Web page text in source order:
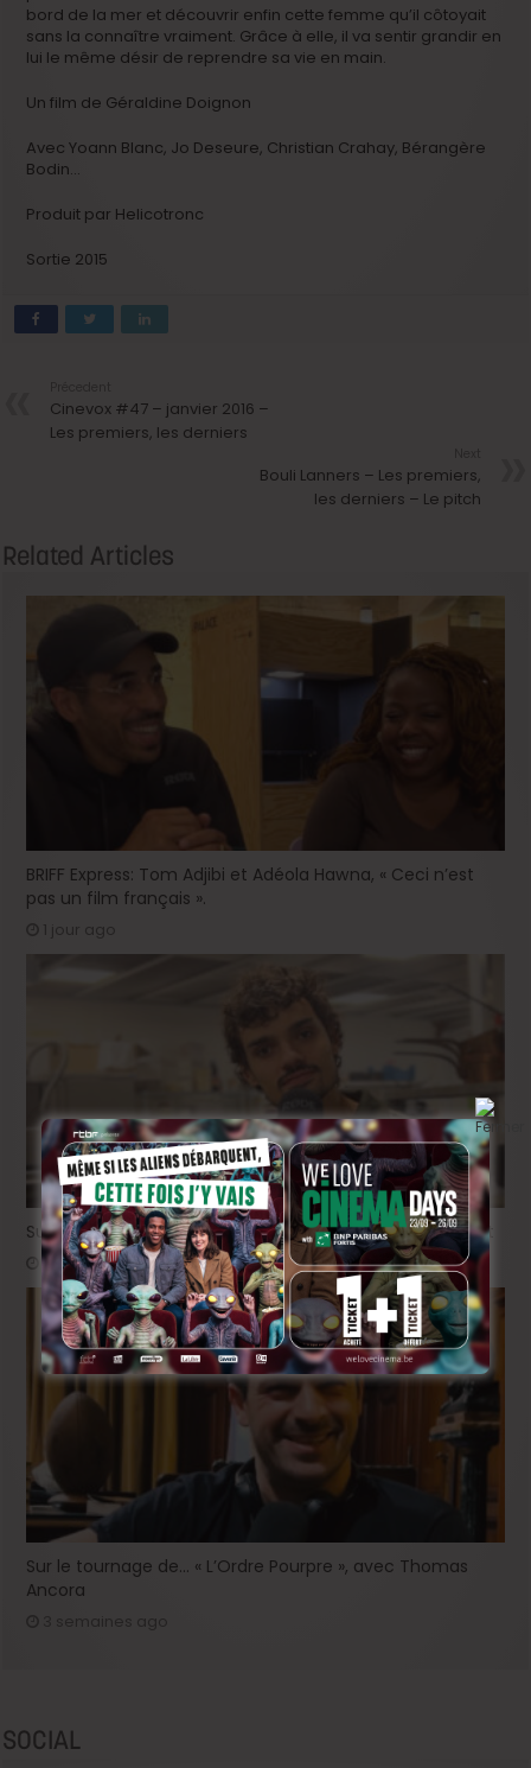
bord de la mer et découvrir enfin cette femme qu’il côtoyait
sans la connaître vraiment. Grâce à elle, il va sentir grandir en
lui le même désir de reprendre sa vie en main.
Un film de Géraldine Doignon
Avec Yoann Blanc, Jo Deseure, Christian Crahay, Bérangère
Bodin…
Produit par Helicotronc
Sortie 2015
Cinevox #47 – janvier 2016 –
Les premiers, les derniers
Bouli Lanners – Les premiers,
les derniers – Le pitch
Related Articles
BRIFF Express: Tom Adjibi et Adéola Hawna, « Ceci n’est
pas un film français ».
1 jour ago
Sur le tournage de « Please », avec Victor Ruprich-Robert
2 semaines ago
Sur le tournage de… « L’Ordre Pourpre », avec Thomas
Ancora
SOCIAL